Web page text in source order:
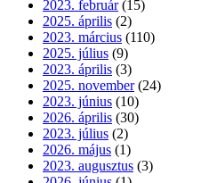
2023. február (15)
2025. április (2)
2023. március (110)
2025. július (9)
2023. április (3)
2025. november (24)
2023. június (10)
2026. április (30)
2023. július (2)
2026. május (1)
2023. augusztus (3)